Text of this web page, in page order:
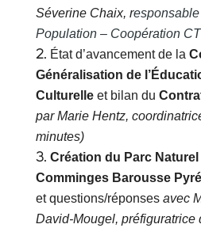
Séverine Chaix, r
Population – Coopération
État d’avancement de la
Généralisation de
Culturelle et bilan du
parMarie Hentz,
minutes)
Création du Parc Naturel
Comminges Barousse
et questions/réponses avec
David-Mougel, préfiguratrice